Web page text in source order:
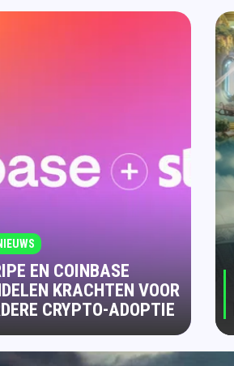
EN COINBASE
KRACHTEN VOOR
CRYPTO-ADOPTIE